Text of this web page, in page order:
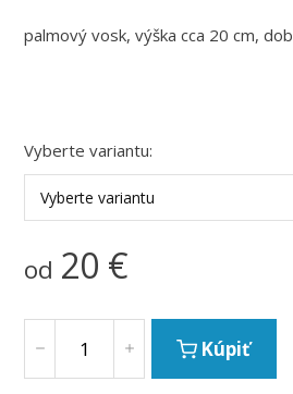
palmový vosk, výška cca 20 cm,
Vyberte variantu:
Vyberte variantu
od 20 €
Kúpiť